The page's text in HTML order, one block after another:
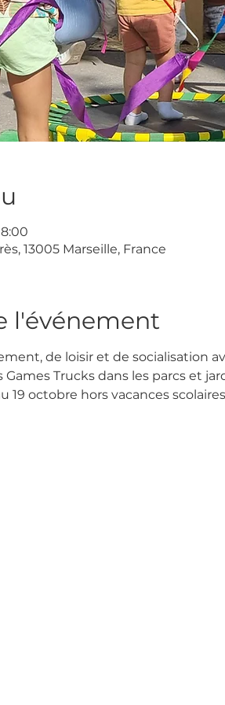
13005 Marseille, France
l'événement
de loisir et de socialisation
Games Trucks dans les parcs et
octobre hors vacances